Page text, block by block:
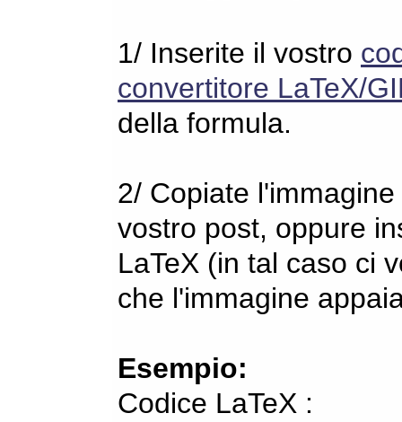
1/ Inserite il vostro
convertitore LaTeX/
della formula.
2/ Copiate
vostro post, oppure
LaTeX (in tal caso ci
che l'immagine
Esempio:
Codice LaTeX :